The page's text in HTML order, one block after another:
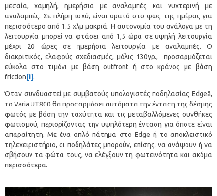
μεσαία, χαμηλή, ημερήσια με αναλαμπές και νυχτερινή με
αναλαμπές. Σε πλήρη ισχύ, είναι ορατό στο φως της ημέρας για
περισσότερο από 1.5 χλμ μακριά. Η αυτονομία του ανάλογα με τη
λειτουργία μπορεί να φτάσει από 1,5 ώρα σε υψηλή λειτουργία
μέχρι 20 ώρες σε ημερήσια λειτουργία με αναλαμπές. Ο
διακριτικός, ελαφρύς σχεδιασμός, μόλις 130γρ., προσαρμόζεται
εύκολα στο τιμόνι με βάση outfront ή στο κράνος με βάση
friction [ii].
Όταν συνδυαστεί με συμβατούς υπολογιστές ποδηλασίας Edgeâ,
το Varia UT800 θα προσαρμόσει αυτόματα την ένταση της δέσμης
φωτός με βάση την ταχύτητα και τις μεταβαλλόμενες συνθήκες
φωτισμού, περιορίζοντας την υψηλότερη ένταση για όποτε είναι
απαραίτητη. Με ένα απλό πάτημα στο Edge ή το αποκλειστικό
τηλεχειριστήριο, οι ποδηλάτες μπορούν, επίσης, να ανάψουν ή να
σβήσουν τα φώτα τους, να ελέγξουν τη φωτεινότητα και ακόμα
περισσότερα.